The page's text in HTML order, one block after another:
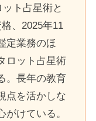
ト占星術と
、2025年11
定業務のほ
ロット占星術
。長年の教育
点を活かしな
けている。